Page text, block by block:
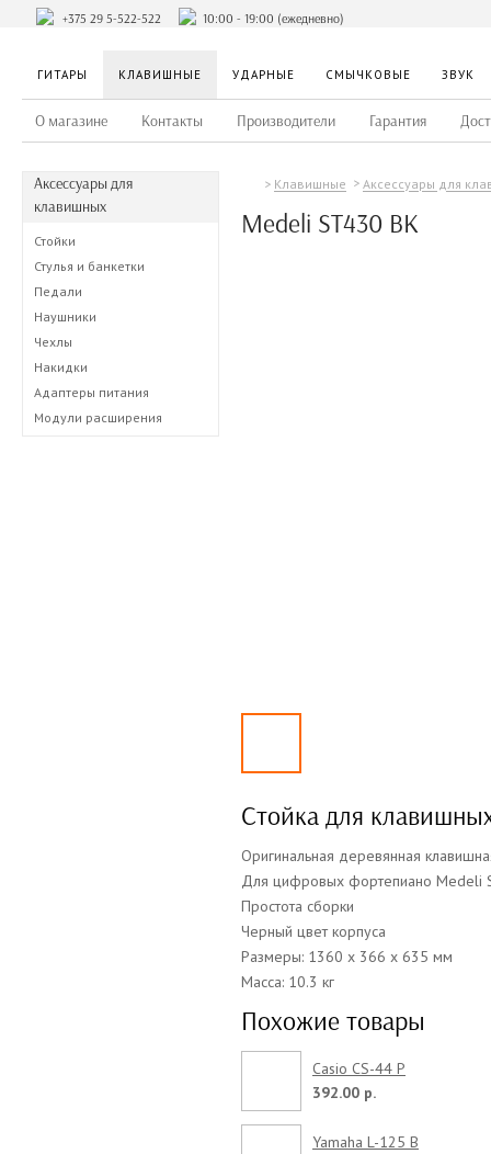
+375 29 5-522-522 10:00 - 19:00 (ежедневно)
ГИТАРЫ КЛАВИШНЫЕ УДАРНЫЕ СМЫЧКОВЫЕ ЗВУК
О магазине Контакты Производители Гарантия
Аксессуары для
клавишных
Стойки
Стулья и банкетки
Педали
Наушники
Чехлы
Накидки
Адаптеры питания
Модули расширения
Клавишные Аксессуары для
Medeli ST430 BK
Стойка для
Оригинальная деревянная
Для цифровых фортепиано Medeli
Простота сборки
Черный цвет корпуса
Размеры: 1360 х 366 х 635 мм
Масса: 10.3 кг
Похожие товары
Casio CS-44 P
392.00 р.
Yamaha L-125 B